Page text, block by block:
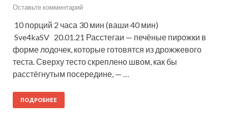
Оставьте комментарий
10 порций 2 часа 30 мин (ваши 40 мин)
Sve4kaSV 20.01.21 Расстегаи — печёные пирожки в
форме лодочек, которые готовятся из дрожжевого
теста. Сверху тесто скреплено швом, как бы
расстёгнутым посередине, — …
ПОДРОБНЕЕ